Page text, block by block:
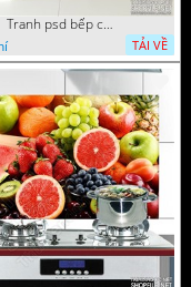
Tranh psd bếp chiếc giỏ trái cây trắng trên bàn tiệc
TẢI VỀ